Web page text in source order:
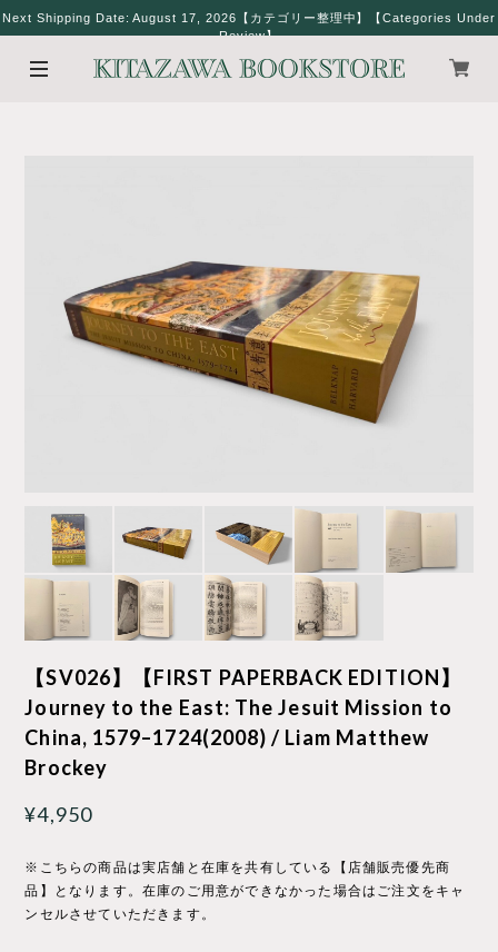
Next Shipping Date: August 17, 2026【カテゴリー整理中】【Categories Under
Review】
【SV026】【FIRST PAPERBACK EDITION】
Journey to the East: The Jesuit Mission to
China, 1579–1724(2008) / Liam Matthew
Brockey
¥4,950
※こちらの商品は実店舗と在庫を共有している【店舗販売優先商
品】となります。在庫のご用意ができなかった場合はご注文をキャ
ンセルさせていただきます。